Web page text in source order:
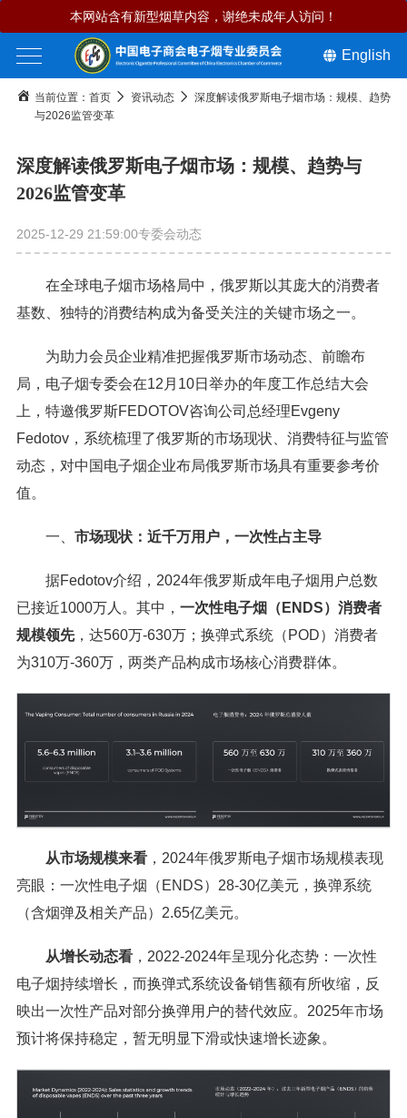
English
本网站含有新型烟草内容，谢绝未成年人访问！
当前位置： 首页 资讯动态
深度解读俄罗斯电子烟市场：规模、趋势
与2026监管变革
深度解读俄罗斯电子烟市场：规模、趋势与
2026监管变革
2025-12-29 21:59:00专委会动态
在全球电子烟市场格局中，俄罗斯以其庞大的消费者
基数、独特的消费结构成为备受关注的关键市场之一。
为助力会员企业精准把握俄罗斯市场动态、前瞻布
局，电子烟专委会在12月10日举办的年度工作总结大会
上，特邀俄罗斯FEDOTOV咨询公司总经理Evgeny
Fedotov，系统梳理了俄罗斯的市场现状、消费特征与监管
动态，对中国电子烟企业布局俄罗斯市场具有重要参考价
值。
一、 市场现状：近千万用户，一次性占主导
据Fedotov介绍，2024年俄罗斯成年电子烟用户总数
已接近1000万人。其中， 一次性电子烟（ENDS）消费者
规模领先，达560万-630万；换弹式系统（POD）消费者
为310万-360万，两类产品构成市场核心消费群体。
从市场规模来看，2024年俄罗斯电子烟市场规模表现
亮眼：一次性电子烟（ENDS）28-30亿美元，换弹系统
（含烟弹及相关产品）2.65亿美元。
从增长动态看，2022-2024年呈现分化态势：一次性
电子烟持续增长，而换弹式系统设备销售额有所收缩，反
映出一次性产品对部分换弹用户的替代效应。2025年市场
预计将保持稳定，暂无明显下滑或快速增长迹象。